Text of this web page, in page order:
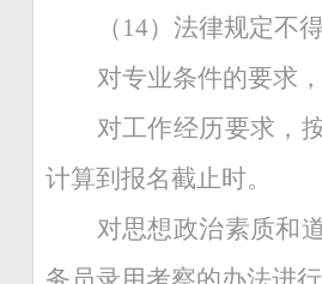
（14）法律规定不
对专业条件的要求
对工作经历要求，
计算到报名截止时。
对思想政治素质和